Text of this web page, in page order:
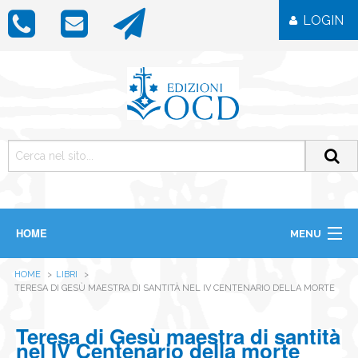
LOGIN
HOME MENU
LIBRI
IMMAGINI
OGGETTISTICA
HOME
LIBRI
TERESA DI GESÙ MAESTRA DI SANTITÀ NEL IV CENTENARIO DELLA MORTE
Teresa di Gesù maestra di santità
nel IV Centenario della morte